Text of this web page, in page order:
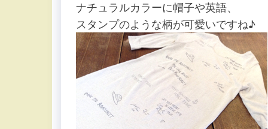
ナチュラルカラーに帽子や英語、
スタンプのような柄が可愛いですね♪